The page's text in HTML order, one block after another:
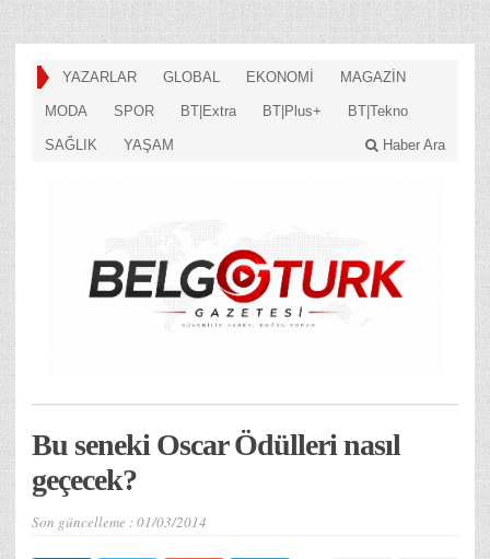
YAZARLAR GLOBAL EKONOMİ MAGAZİN
MODA SPOR BT|Extra BT|Plus+ BT|Tekno
SAĞLIK YAŞAM Haber Ara
Bu seneki Oscar Ödülleri nasıl
geçecek?
Son güncelleme :01/03/2014